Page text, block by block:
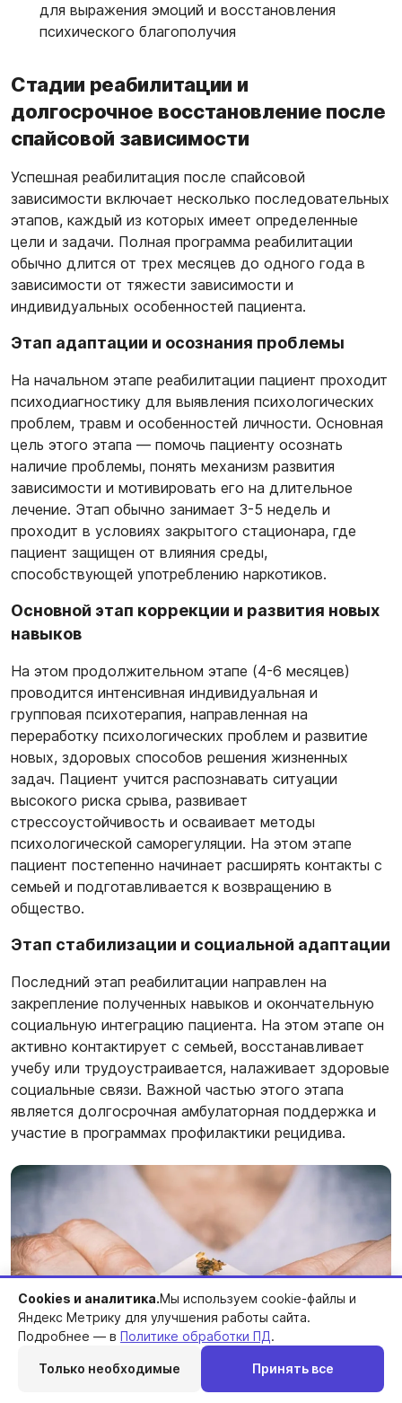
для выражения эмоций и восстановления
психического благополучия
Стадии реабилитации и
долгосрочное восстановление после
спайсовой зависимости
Успешная реабилитация после спайсовой
зависимости включает несколько последовательных
этапов, каждый из которых имеет определенные
цели и задачи. Полная программа реабилитации
обычно длится от трех месяцев до одного года в
зависимости от тяжести зависимости и
индивидуальных особенностей пациента.
Этап адаптации и осознания проблемы
На начальном этапе реабилитации пациент проходит
психодиагностику для выявления психологических
проблем, травм и особенностей личности. Основная
цель этого этапа — помочь пациенту осознать
наличие проблемы, понять механизм развития
зависимости и мотивировать его на длительное
лечение. Этап обычно занимает 3-5 недель и
проходит в условиях закрытого стационара, где
пациент защищен от влияния среды,
способствующей употреблению наркотиков.
Основной этап коррекции и развития новых
навыков
На этом продолжительном этапе (4-6 месяцев)
проводится интенсивная индивидуальная и
групповая психотерапия, направленная на
переработку психологических проблем и развитие
новых, здоровых способов решения жизненных
задач. Пациент учится распознавать ситуации
высокого риска срыва, развивает
стрессоустойчивость и осваивает методы
психологической саморегуляции. На этом этапе
пациент постепенно начинает расширять контакты с
семьей и подготавливается к возвращению в
общество.
Этап стабилизации и социальной адаптации
Последний этап реабилитации направлен на
закрепление полученных навыков и окончательную
социальную интеграцию пациента. На этом этапе он
активно контактирует с семьей, восстанавливает
учебу или трудоустраивается, налаживает здоровые
социальные связи. Важной частью этого этапа
является долгосрочная амбулаторная поддержка и
участие в программах профилактики рецидива.
Cookies и аналитика.Мы используем cookie-файлы и
Яндекс Метрику для улучшения работы сайта.
Подробнее — в Политике обработки ПД.
Только необходимые Принять все